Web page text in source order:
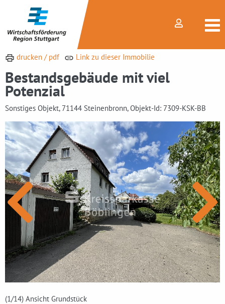
drucken / pdf Link zu dieser Immobilie
Bestandsgebäude mit viel
Potenzial
Sonstiges Objekt, 71144 Steinenbronn, Objekt-Id: 7309-KSK-BB
(1/14) Ansicht Grundstück